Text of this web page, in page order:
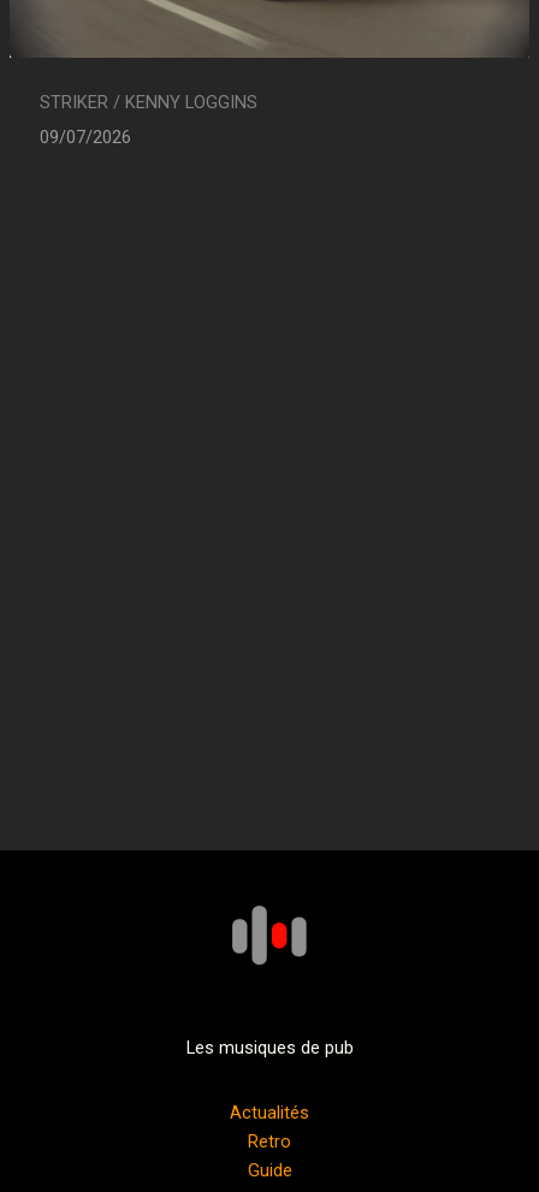
STRIKER / KENNY LOGGINS
09/07/2026
Les musiques de pub
Actualités
Retro
Guide